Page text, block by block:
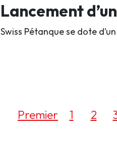
Lancement
Swiss Pétanque se dote
Premier 1 2